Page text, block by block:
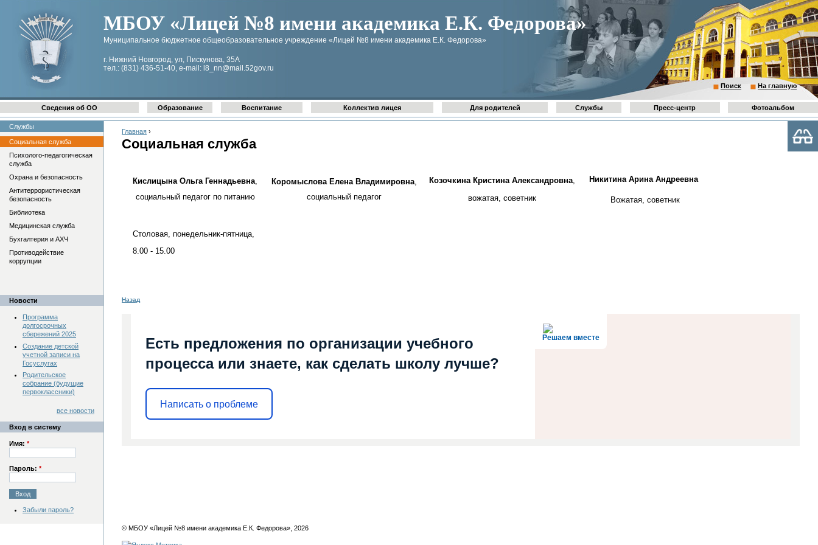
МБОУ «Лицей №8 имени академика Е.К. Федорова»
Муниципальное бюджетное общеобразовательное учреждение «Лицей №8 имени академика Е.К. Федорова»
г. Нижний Новгород, ул, Пискунова, 35А
тел.: (831) 436-51-40, e-mail: l8_nn@mail.52gov.ru
Поиск На главную
Главная ›
Социальная служба
Кислицына Ольга Геннадьевна,
социальный педагог по питанию
Коромыслова Елена Владимировна,
социальный педагог
Козочкина Кристина Александровна,
вожатая, советник
Никитина Арина Андреевна
Вожатая, советник
Столовая, понедельник-пятница,
8.00 - 15.00
Назад
Решаем вместе
Есть предложения по организации учебного
процесса или знаете, как сделать школу лучше?
Написать о проблеме
Сведения об ОО Образование Воспитание Коллектив лицея Для родителей Службы Пресс-центр Фотоальбом
Службы
Социальная служба
Психолого-педагогическая
служба
Охрана и безопасность
Антитеррористическая
безопасность
Библиотека
Медицинская служба
Бухгалтерия и АХЧ
Противодействие
коррупции
Новости
Программа
долгосрочных
сбережений 2025
Создание детской
учетной записи на
Госуслугах
Родительское
собрание (будущие
первоклассники)
все новости
Вход в систему
Имя: *
Пароль: *
Забыли пароль?
© МБОУ «Лицей №8 имени академика Е.К. Федорова», 2026